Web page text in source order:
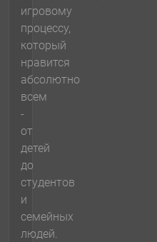
игровому
процессу,
который
нравится
абсолютно
всем
-
от
детей
до
студентов
и
семейных
людей.